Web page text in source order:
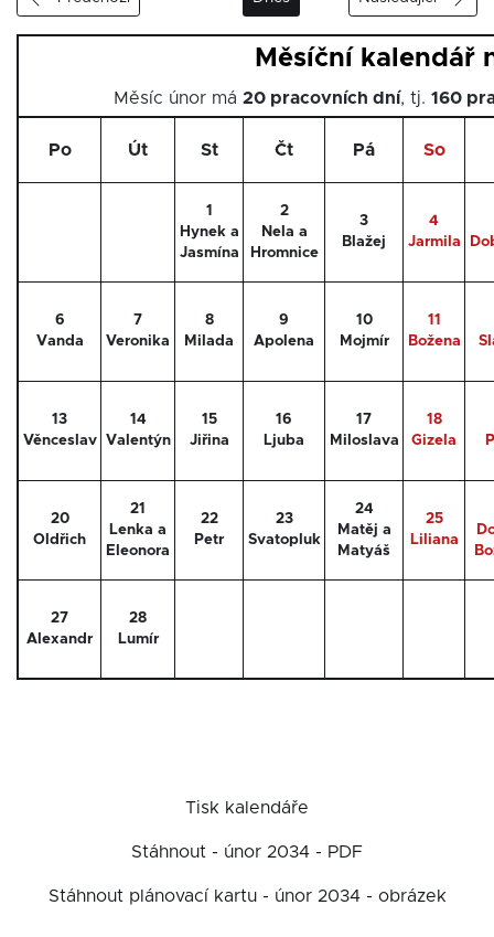
Měsíční kalendář
Měsíc únor má 20 pracovních dní, tj. 160
Po Út St Čt Pá So
1
Hynek a
Jasmína
2
Nela a
Hromnice
3
Blažej
4
Jarmila
6
Vanda
7
Veronika
8
Milada
9
Apolena
10
Mojmír
11
Božena
13
Věnceslav
14
Valentýn
15
Jiřina
16
Ljuba
17
Miloslava
18
Gizela
20
Oldřich
21
Lenka a
Eleonora
22
Petr
23
Svatopluk
24
Matěj a
Matyáš
25
Liliana
27
Alexandr
28
Lumír
Tisk kalendáře
Stáhnout - únor 2034 - PDF
Stáhnout plánovací kartu - únor 2034 - obrázek